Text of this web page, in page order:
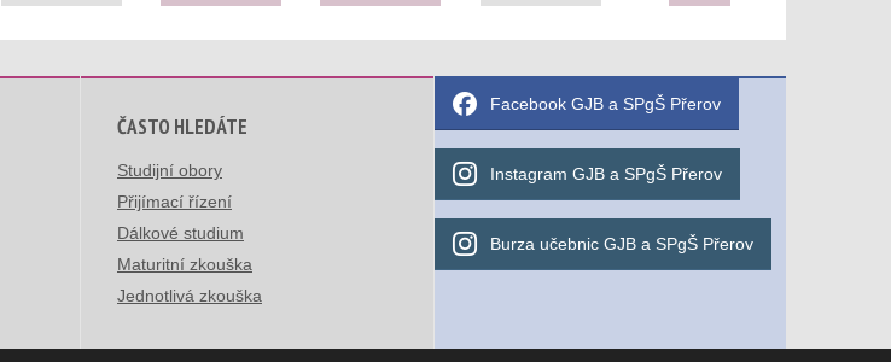
ČASTO HLEDÁTE
Studijní obory
Přijímací řízení
Dálkové studium
Maturitní zkouška
Jednotlivá zkouška
Facebook GJB a SPgŠ Přerov
Instagram GJB a SPgŠ Přerov
Burza učebnic GJB a SPgŠ Přerov